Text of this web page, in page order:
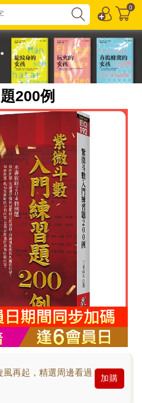
0
200例
再起，精選周邊看過
加購